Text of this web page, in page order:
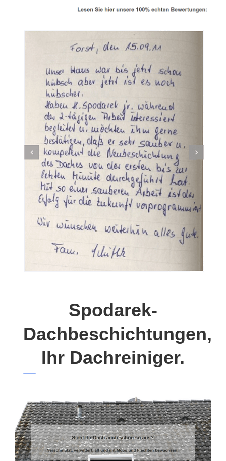
Spodarek-
Dachbeschichtungen,
Ihr Dachreiniger.